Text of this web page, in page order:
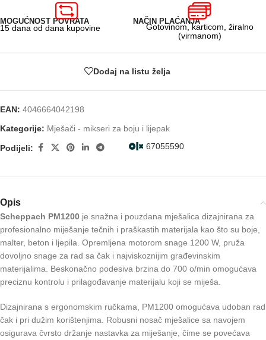
MOGUĆNOST POVRATA
15 dana od dana kupovine
NAČIN PLAĆANJA
Gotovinom, karticom, žiralno
(virmanom)
Dodaj na listu želja
EAN: 4046664042198
Kategorije: Mješači - mikseri za boju i lijepak
67055590
Podijeli:
Opis
Scheppach PM1200 je snažna i pouzdana mješalica dizajnirana za
profesionalno miješanje tečnih i praškastih materijala kao što su boje,
malter, beton i ljepila. Opremljena motorom snage 1200 W, pruža
dovoljno snage za rad sa čak i najviskoznijim građevinskim
materijalima. Beskonačno podesiva brzina do 700 o/min omogućava
preciznu kontrolu i prilagođavanje materijalu koji se miješa.
Dizajnirana s ergonomskim ručkama, PM1200 omogućava udoban rad
čak i pri dužim korištenjima. Robusni nosač mješalice sa navojem
osigurava čvrsto držanje nastavka za miješanje, čime se povećava